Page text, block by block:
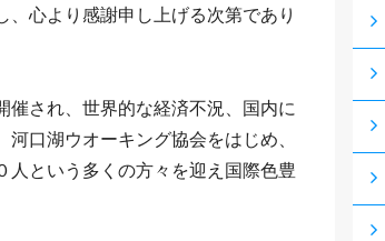
心より感謝申し上げる次第であり
され、世界的な経済不況、国内に
口湖ウオーキング協会をはじめ、
人という多くの方々を迎え国際色豊